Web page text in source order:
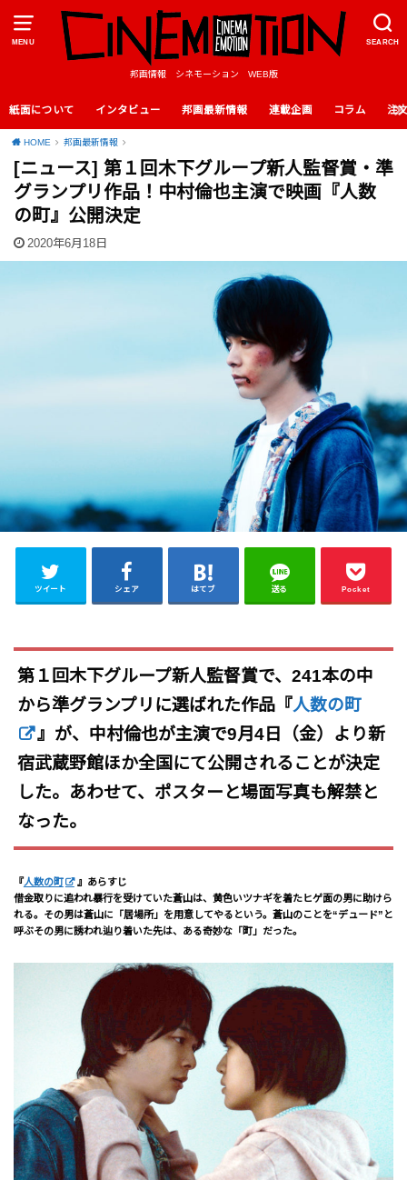
MENU SEARCH
邦画情報 シネモーション WEB版
紙面について インタビュー 邦画最新情報 連載企画 コラム 注
HOME 邦画最新情報
[ニュース] 第１回木下グループ新人監督賞・準
グランプリ作品！中村倫也主演で映画『人数
の町』公開決定
2020年6月18日
ツイート シェア はてブ 送る Pocket
第１回木下グループ新人監督賞で、241本の中
から準グランプリに選ばれた作品『人数の町
』が、中村倫也が主演で9月4日（金）より新
宿武蔵野館ほか全国にて公開されることが決定
した。あわせて、ポスターと場面写真も解禁と
なった。
『人数の町
』あらすじ
借金取りに追われ暴行を受けていた蒼山は、黄色いツナギを着たヒゲ面の男に助けら
れる。その男は蒼山に「居場所」を用意してやるという。蒼山のことを“デュード”と
呼ぶその男に誘われ辿り着いた先は、ある奇妙な「町」だった。